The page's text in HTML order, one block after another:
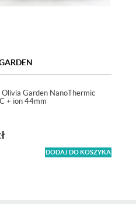
Olivia Garden NanoThermic
+ ion 44mm
DODAJ DO KOSZYKA